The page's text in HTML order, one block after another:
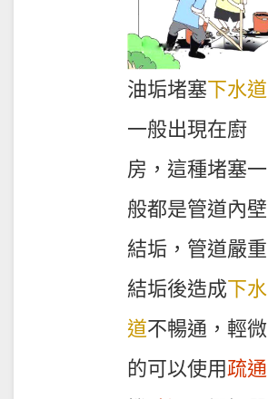
油垢堵塞下水道
一般出現在廚
房，這種堵塞一
般都是管道內壁
結垢，管道嚴重
結垢後造成下水
道不暢通，輕微
的可以使用疏通